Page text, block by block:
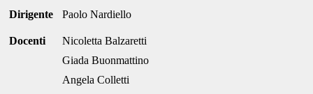
Dirigente Paolo Nardiello
Docenti
Nicoletta Balzaretti
Giada Buonmattino
Angela Colletti